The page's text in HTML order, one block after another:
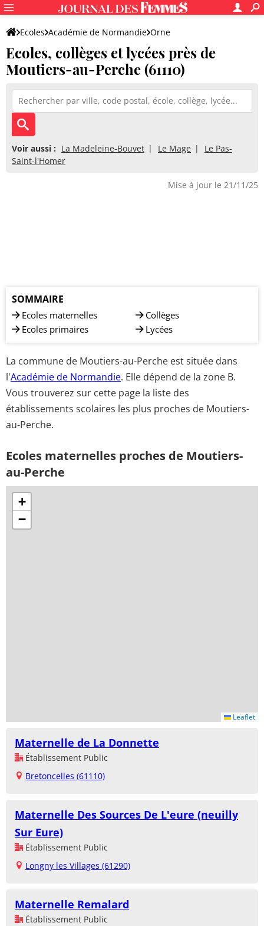
Ecoles Académie de Normandie Orne
Ecoles, collèges et lycées près de
Moutiers-au-Perche (61110)
Voir aussi : La Madeleine-Bouvet Le Mage
Le Pas-
Saint-l'Homer
Mise à jour le 21/11/25
SOMMAIRE
Ecoles maternelles
Ecoles primaires
Collèges
Lycées
La commune de Moutiers-au-Perche est située dans
l'Académie de Normandie. Elle dépend de la zone B.
Vous trouverez sur cette page la liste des
établissements scolaires les plus proches de Moutiers-
au-Perche.
Ecoles maternelles proches de Moutiers-
au-Perche
+
−
Leaflet
Maternelle de La Donnette
Établissement Public
Bretoncelles (61110)
Maternelle Des Sources De L'eure (neuilly
Sur Eure)
Établissement Public
Longny les Villages (61290)
Maternelle Remalard
Établissement Public